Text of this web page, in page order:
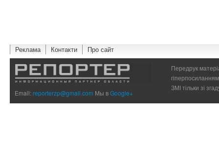
Реклама Контакти Про сайт
Email:reporterzp@gmail.com Мы вGoogle+
Передрук
ЗМІ тільки зі